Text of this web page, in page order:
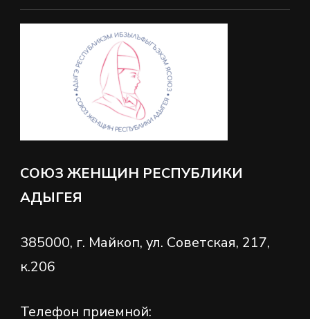
СОЮЗ ЖЕНЩИН РЕСПУБЛИКИ
АДЫГЕЯ
385000, г. Майкоп, ул. Советская, 217,
к.206
Телефон приемной: